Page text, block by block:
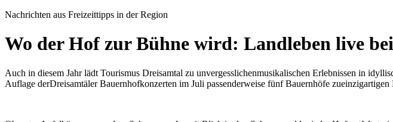
Nachrichten aus Freizeittipps in der Region
Wo der Hof zur Bühne wird: Landleben live
Auch in diesem Jahr lädt Tourismus Dreisamtal zu unvergesslichenmusikalischen Erlebnissen in
Auflage derDreisamtäler Bauernhofkonzerten im Juli passenderweise fünf Bauernhöfe